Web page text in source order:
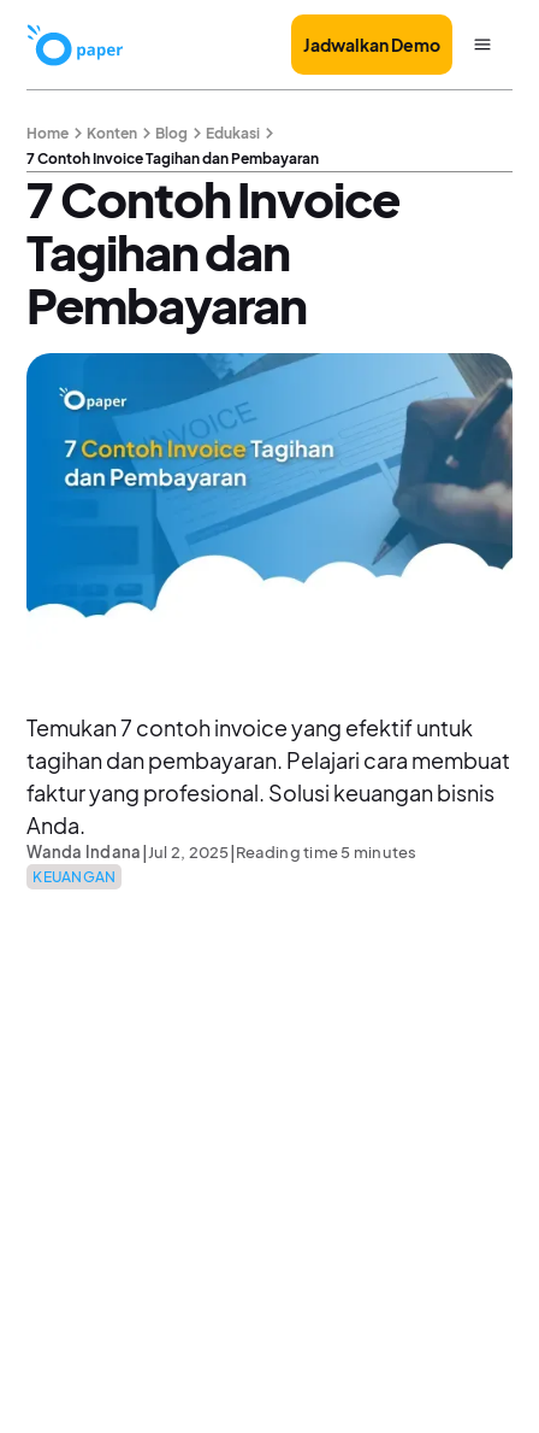
Jadwalkan Demo
Home Konten Blog
Edukasi
7 Contoh Invoice Tagihan dan Pembayaran
7 Contoh Invoice
Tagihan dan
Pembayaran
Temukan 7 contoh invoice yang efektif untuk
tagihan dan pembayaran. Pelajari cara membuat
faktur yang profesional. Solusi keuangan bisnis
Anda.
Wanda Indana|Jul 2, 2025|Reading time 5 minutes
KEUANGAN